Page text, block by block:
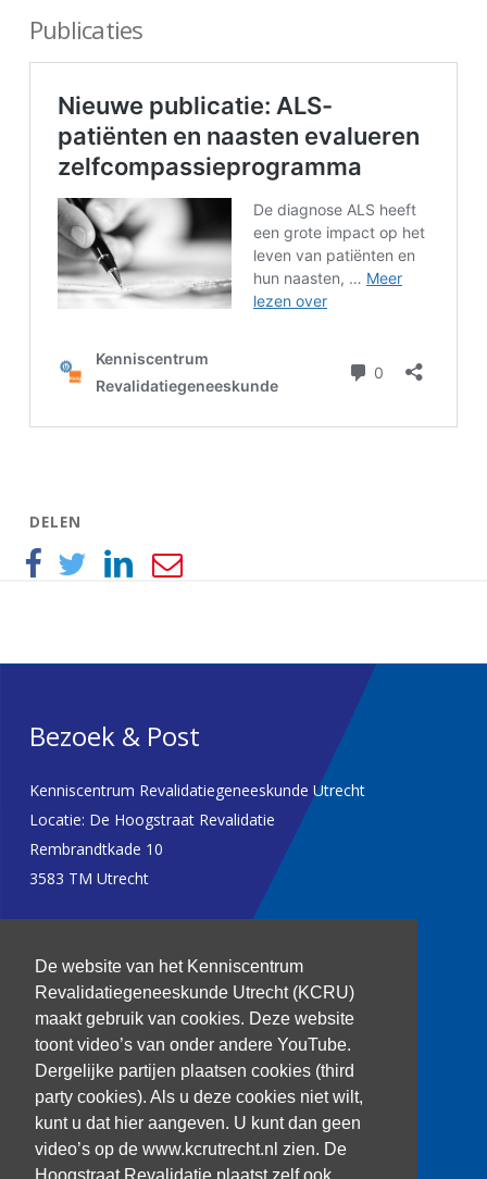
De website van het Kenniscentrum
Revalidatiegeneeskunde Utrecht (KCRU)
maakt gebruik van cookies. Deze website
toont video’s van onder andere YouTube.
Dergelijke partijen plaatsen cookies (third
party cookies). Als u deze cookies niet wilt,
kunt u dat hier aangeven. U kunt dan geen
video’s op de www.kcrutrecht.nl zien. De
Hoogstraat Revalidatie plaatst zelf ook
Publicaties
DELEN
Bezoek & Post
Kenniscentrum Revalidatiegeneeskunde Utrecht
Locatie: De Hoogstraat Revalidatie
Rembrandtkade 10
3583 TM Utrecht
kenniscentrum@dehoogstraat.nl
Over het KCRU
Samenwerkingen
Onze onderzoekers
Procedure onderzoeker